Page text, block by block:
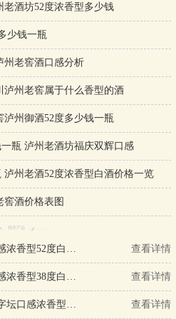
老酒坊52度浓香型多少钱
少钱一瓶
州老窖酒口感分析
泸州老窖属于什么香型的酒
泸州御酒52度多少钱一瓶
瓶 泸州老酒坊福庆双辉口感
州老酒52度浓香型白酒价格一览
窖酒价格表图
相关产品
查看详情
查看详情
查看详情